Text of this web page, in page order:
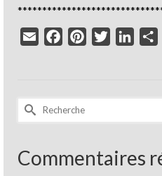
Email
FacebookPinterestTwitter
Rechercher :
Commentaires